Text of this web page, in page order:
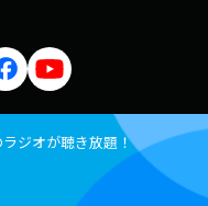
ジオが聴き放題！